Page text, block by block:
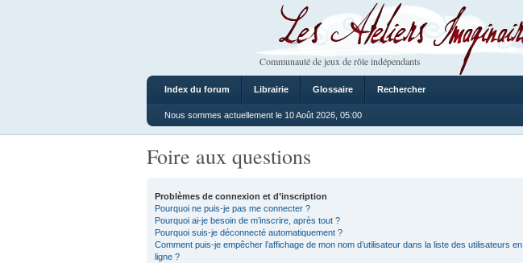
Les Ateliers Imaginaires
Communauté de jeux de rôle indépendants
Index du forum Librairie Glossaire Rechercher
Nous sommes actuellement le 10 Août 2026, 05:00
Foire aux questions
Problèmes de connexion et d’inscription
Pourquoi ne puis-je pas me connecter ?
Pourquoi ai-je besoin de m’inscrire, après tout ?
Pourquoi suis-je déconnecté automatiquement ?
Comment puis-je empêcher l’affichage de mon nom d’utilisateur dans la liste des utilisateurs en
ligne ?